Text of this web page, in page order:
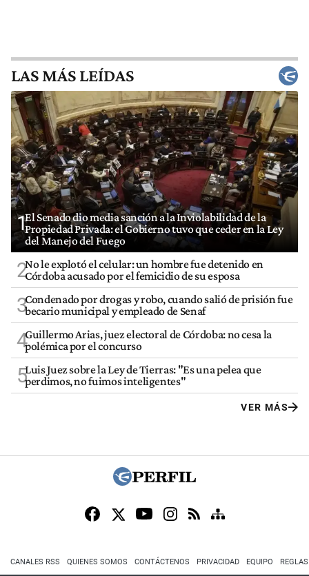
LAS MÁS LEÍDAS
1El Senado dio media sanción a la Inviolabilidad de la
Propiedad Privada: el Gobierno tuvo que ceder en la Ley
del Manejo del Fuego
2No le explotó el celular: un hombre fue detenido en
Córdoba acusado por el femicidio de su esposa
3Condenado por drogas y robo, cuando salió de prisión fue
becario municipal y empleado de Senaf
4Guillermo Arias, juez electoral de Córdoba: no cesa la
polémica por el concurso
5Luis Juez sobre la Ley de Tierras: "Es una pelea que
perdimos, no fuimos inteligentes"
VER MÁS
CANALES RSS QUIENES SOMOS CONTÁCTENOS PRIVACIDAD EQUIPO